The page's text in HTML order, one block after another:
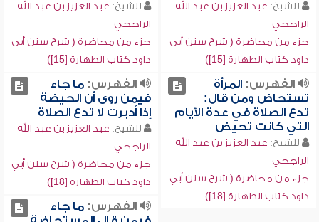
للشيخ: عبد العزيز بن عبد الله
الراجحي
جزء من محاضرة ( شرح سنن أبي
داود كتاب الطهارة [15])
للشيخ: عبد العزيز بن عبد الله
الراجحي
جزء من محاضرة ( شرح سنن أبي
داود كتاب الطهارة [15])
الفهرس:المرأة
تستحاض ومن قال:
تدع الصلاة في عدة الأيام
التي كانت تحيض
للشيخ: عبد العزيز بن عبد الله
الراجحي
جزء من محاضرة ( شرح سنن أبي
داود كتاب الطهارة [18])
الفهرس:ما جاء
فيمن روى أن الحيضة
إذا أدبرت لا تدع الصلاة
للشيخ: عبد العزيز بن عبد الله
الراجحي
جزء من محاضرة ( شرح سنن أبي
داود كتاب الطهارة [18])
الفهرس:ما جاء